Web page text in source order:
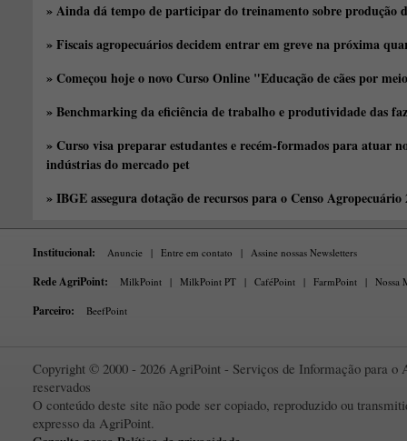
» Ainda dá tempo de participar do treinamento sobre produção
» Fiscais agropecuários decidem entrar em greve na próxima
» Começou hoje o novo Curso Online "Educação de cães por
» Benchmarking da eficiência de trabalho e produtividade das
» Curso visa preparar estudantes e recém-formados para atuar
indústrias do mercado pet
» IBGE assegura dotação de recursos para o Censo Agropecuário
Institucional: Anuncie | Entre em contato | Assine nossas Newsletters
Rede AgriPoint: MilkPoint | MilkPoint PT | CaféPoint | FarmPoint | Nossa
Parceiro: BeefPoint
Copyright © 2000 - 2026 AgriPoint - Serviços de Informação para o
reservados
O conteúdo deste site não pode ser copiado, reproduzido ou
expresso da AgriPoint.